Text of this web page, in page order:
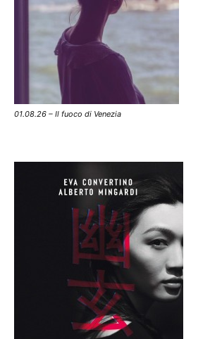
01.08.26 – Il fuoco di Venezia